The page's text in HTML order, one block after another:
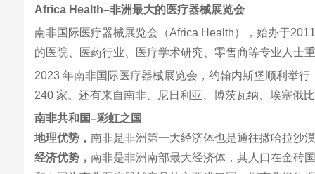
Africa Health–非洲最大的医疗器械展览会
南非国际医疗器械展览会（Africa Health），始办于
的医院、医药行业、医疗学术研究、零售商等专业人士
2023 年南非国际医疗器械展览会，约翰内斯堡顺利举
240 家。还有来自南非、尼日利亚、博茨瓦纳、埃塞俄
南非共和国–彩虹之国
地理优势， 南非是非洲第一大经济体也是通往撒哈拉沙
经济优势， 南非是非洲南部最大经济体，其人口在金砖